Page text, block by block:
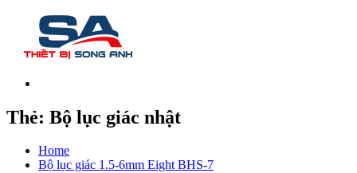
Thẻ: Bộ lục giác nhật
Home
Bộ lục giác 1.5-6mm Eight BHS-7